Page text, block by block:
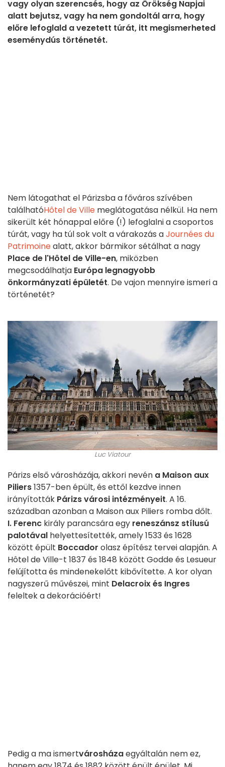
vagy olyan szerencsés, hogy az Örökség Napjai
alatt bejutsz, vagy ha nem gondoltál arra, hogy
előre lefoglald a vezetett túrát, itt megismerheted
eseménydús történetét.
Nem látogathat el Párizsba a főváros szívében
találhatóHôtel de Ville meglátogatása nélkül. Ha nem
sikerült két hónappal előre (!) lefoglalni a csoportos
túrát, vagy ha túl sok volt a várakozás aJournées du
Patrimoinealatt, akkor bármikor sétálhat a nagy
Place de l'Hôtel de Ville-en, miközben
megcsodálhatja Európa legnagyobb
önkormányzati épületét. De vajon mennyire ismeri a
történetét?
Luc Viatour
Párizs első városházája, akkori nevén a Maison aux
Piliers1357-ben épült, és ettől kezdve innen
irányították Párizs városi intézményeit. A 16.
században azonban a Maison aux Piliers romba dőlt.
I. Ferenc király parancsára egy reneszánsz stílusú
palotával helyettesítették, amely 1533 és 1628
között épült Boccador olasz építész tervei alapján. A
Hôtel de Ville-t 1837 és 1848 között Godde és Lesueur
felújította és mindenekelőtt kibővítette. A kor olyan
nagyszerű művészei, mint Delacroix és Ingres
feleltek a dekorációért!
Pedig a ma ismertvárosházaegyáltalán nem ez,